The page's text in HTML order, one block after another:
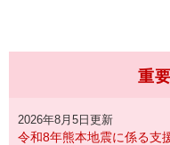
重
2026年8月5日更新
令和8年熊本地震に係る支